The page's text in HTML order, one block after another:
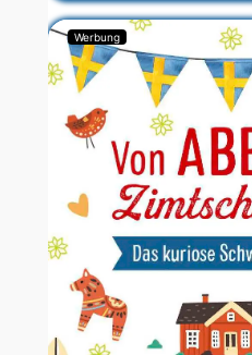
Werbung